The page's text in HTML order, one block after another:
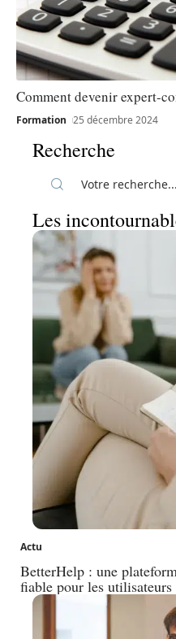
Comment devenir expert-
Formation 25 décembre 2024
Recherche
Les
Actu
BetterHelp : une
fiable pour les utilisateurs